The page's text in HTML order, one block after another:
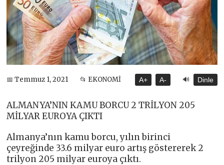
📅 Temmuz 1, 2021 📂 EKONOMİ A+ A- 🔊 Dinle
ALMANYA’NIN KAMU BORCU 2 TRİLYON 205
MİLYAR EUROYA ÇIKTI
Almanya’nın kamu borcu, yılın birinci
çeyreğinde 33.6 milyar euro artış göstererek 2
trilyon 205 milyar euroya çıktı.